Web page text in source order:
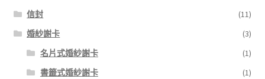
信封
(11)
婚紗謝卡
(3)
名片式婚紗謝卡
(1)
書籤式婚紗謝卡
(1)